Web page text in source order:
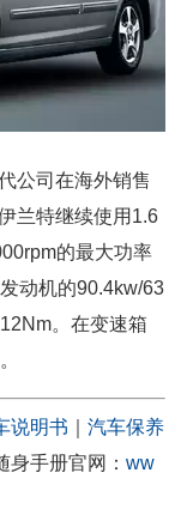
公司在海外销售
兰特继续使用1.6
的最大功率
动机的90.4kw/63
。在变速箱
说明书
汽车保养
身手册官网： ww